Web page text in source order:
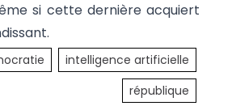
si cette dernière acquiert
intelligence artificielle
république